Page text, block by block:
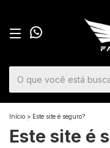
Início > Este site é seguro?
Este site é